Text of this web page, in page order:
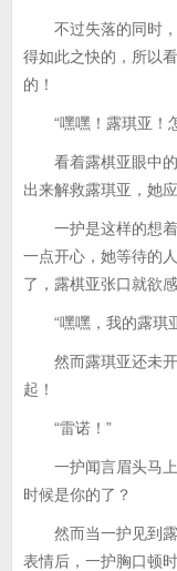
不过失落的同时，
得如此之快的，所以
的！
“嘿嘿！露琪亚！
看着露棋亚眼中的
出来解救露琪亚，她
一护是这样的想着
一点开心，她等待的
了，露棋亚张口就欲感
“嘿嘿，我的露琪
然而露琪亚还未开
起！
“雷诺！”
一护闻言眉头马上
时候是你的了？
然而当一护见到露
表情后，一护胸口顿